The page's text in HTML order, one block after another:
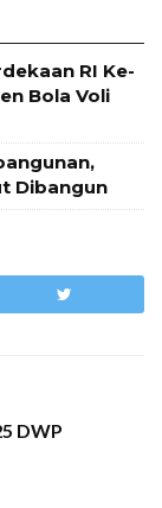
RI Ke-
Bola Voli
Dibangun
DWP